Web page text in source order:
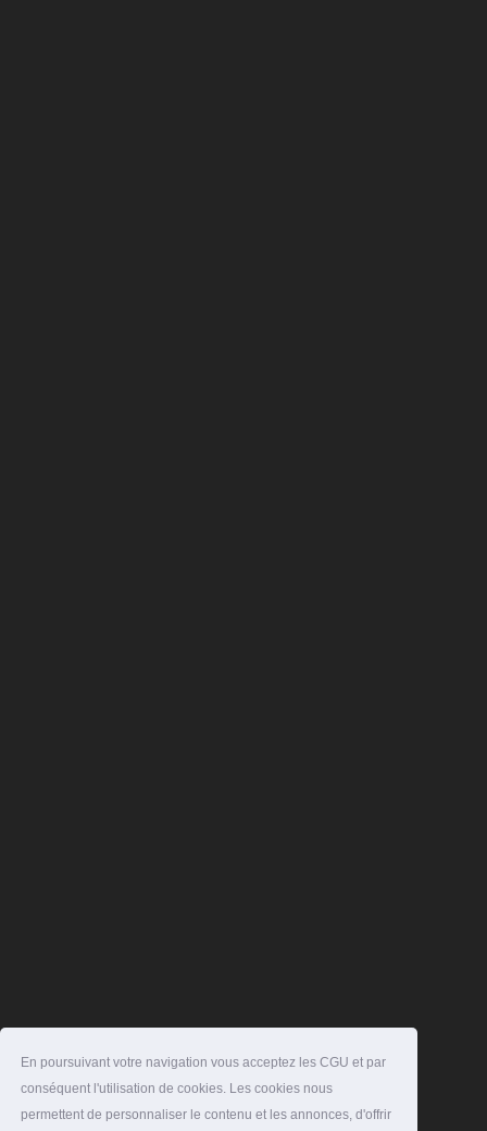
En poursuivant votre navigation vous acceptez les CGU et par
conséquent l'utilisation de cookies. Les cookies nous
permettent de personnaliser le contenu et les annonces, d'offrir